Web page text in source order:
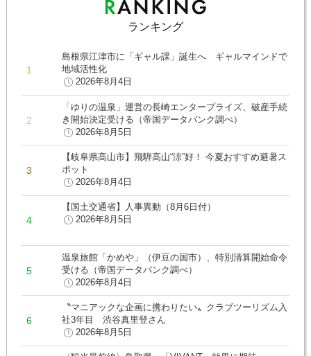
ランキング
島根県江津市に「ギャル課」誕生へ ギャルマインドで
地域活性化
2026年8月4日
「ゆりの温泉」運営の長崎エンタープライズ、破産手続
き開始決定受ける（帝国データバンク調べ）
2026年8月5日
【岐阜県高山市】飛騨高山“涼”好！ 今夏おすすめ避暑ス
ポット
2026年8月4日
【国土交通省】人事異動（8月6日付）
2026年8月5日
温泉旅館「かめや」（伊豆の国市）、特別清算開始命令
受ける（帝国データバンク調べ）
2026年8月4日
〝マニアックな企画に携わりたい〟クラブツーリズム入
社3年目 渋谷真里登さん
2026年8月5日